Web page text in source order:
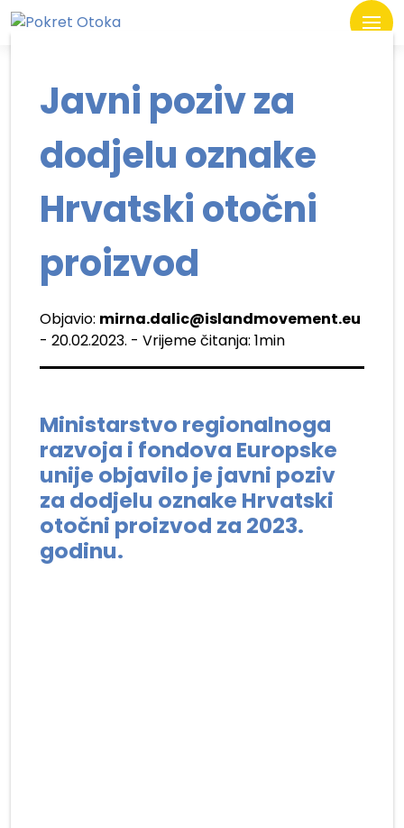
Javni poziv za
dodjelu oznake
Hrvatski otočni
proizvod
Objavio: mirna.dalic@islandmovement.eu
- 20.02.2023. - Vrijeme čitanja: 1min
Ministarstvo regionalnoga
razvoja i fondova Europske
unije objavilo je javni poziv
za dodjelu oznake Hrvatski
otočni proizvod za 2023.
godinu.